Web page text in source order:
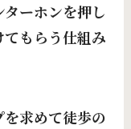
ーホンを押し
もらう仕組み
を求めて徒歩の